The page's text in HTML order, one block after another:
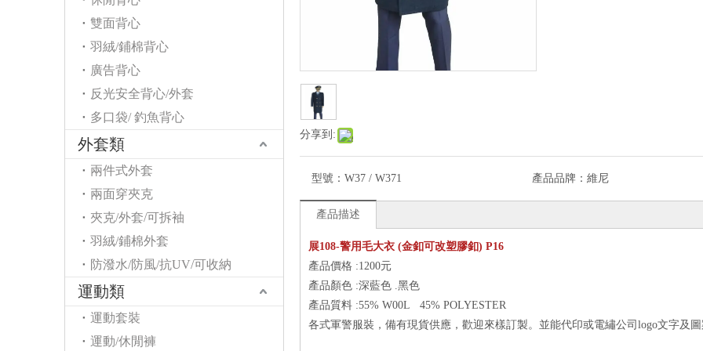
雙面背心
羽絨/鋪棉背心
廣告背心
反光安全背心/外套
多口袋/ 釣魚背心
外套類
兩件式外套
兩面穿夾克
夾克/外套/可拆袖
羽絨/鋪棉外套
防潑水/防風/抗UV/可收納
運動類
運動套裝
運動/休閒褲
分享到:
型號： W37 / W371 產品品牌： 維尼
產品描述
展108-警用毛大衣 (金釦可改塑膠釦) P16
產品價格 :1200元
產品顏色 :深藍色 .黑色
產品質料 :55% W00L 45% POLYESTER
各式軍警服裝，備有現貨供應，歡迎來樣訂製。並能代印或電繡公司logo文字及圖